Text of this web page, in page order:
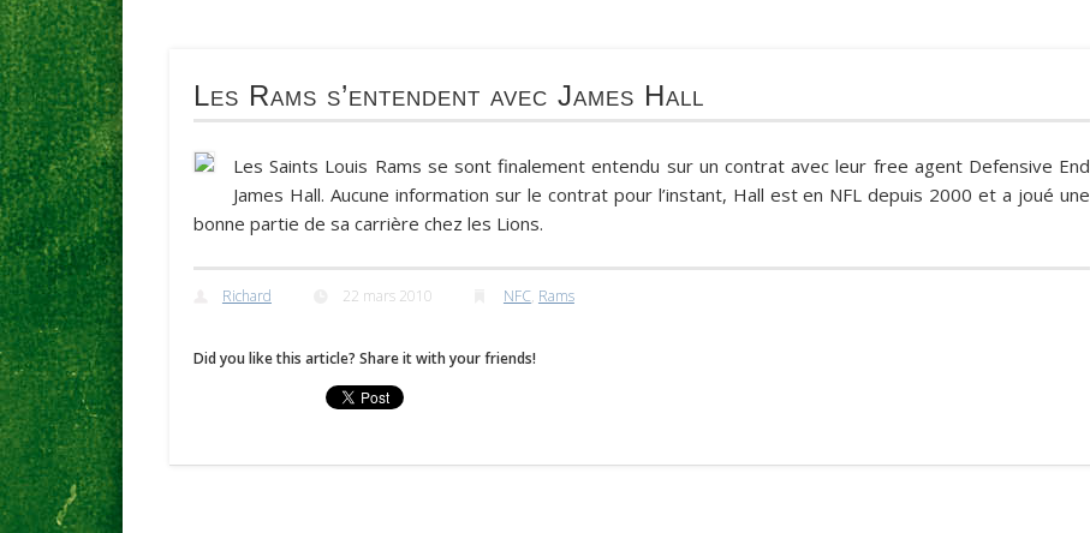
Les Rams s’entendent avec James Hall
Les Saints Louis Rams se sont finalement entendu sur un contrat avec leur free agent Defensive End
James Hall. Aucune information sur le contrat pour l’instant, Hall est en NFL depuis 2000 et a joué une
bonne partie de sa carrière chez les Lions.
Richard 22 mars 2010 NFC, Rams
Did you like this article? Share it with your friends!